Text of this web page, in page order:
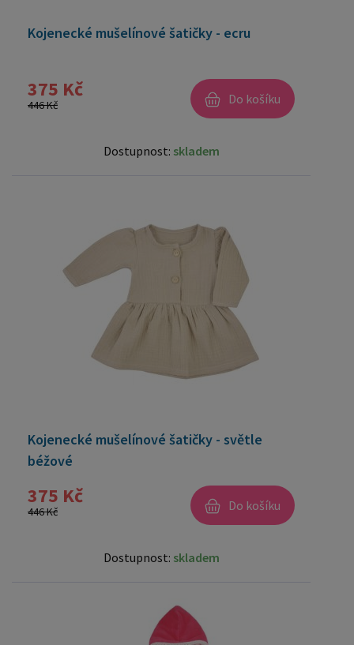
Kojenecké mušelínové šatičky - ecru
375 Kč
446 Kč Do košíku
Dostupnost: skladem
Kojenecké mušelínové šatičky - světle
béžové
375 Kč
446 Kč Do košíku
Dostupnost: skladem